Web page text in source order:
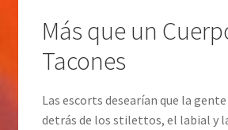
Más que un
Tacones
Las escorts desearían que la
detrás de los stilettos, el labial y